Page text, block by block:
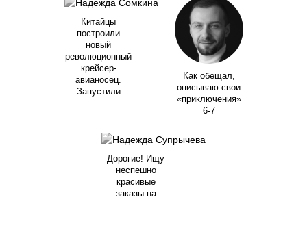
Китайцы
построили
новый
революционный
крейсер-
авианосец.
Запустили
Как обещал,
описываю свои
«приключения»
6-7
Дорогие! Ищу
неспешно
красивые
заказы на